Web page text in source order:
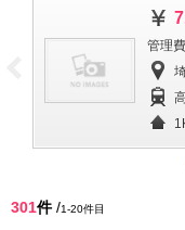
管理
301件/1-20件目